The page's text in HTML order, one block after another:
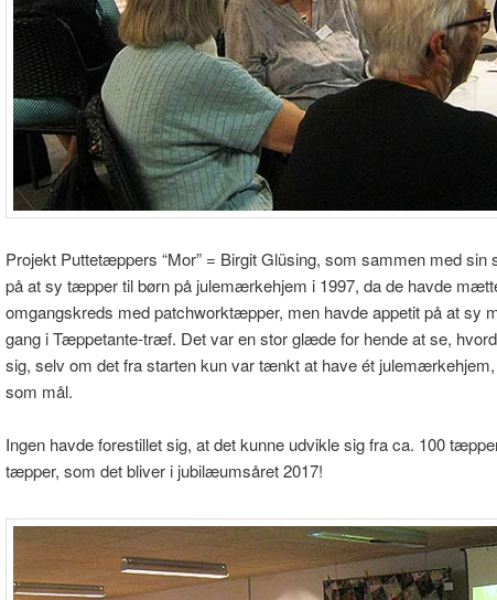
Projekt Puttetæppers “Mor” = Birgit Glüsing, som sammen med sin
på at sy tæpper til børn på julemærkehjem i 1997, da de havde
omgangskreds med patchworktæpper, men havde appetit på at sy
gang i Tæppetante-træf. Det var en stor glæde for hende at se,
sig, selv om det fra starten kun var tænkt at have ét
som mål.
Ingen havde forestillet sig, at det kunne udvikle sig fra ca. 100
tæpper, som det bliver i jubilæumsåret 2017!